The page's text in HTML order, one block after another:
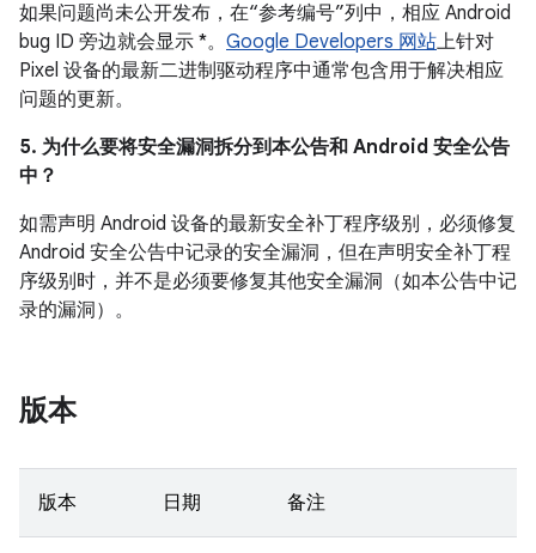
如果问题尚未公开发布，在“参考编号”列中，相应 Android
bug ID 旁边就会显示 *。 Google Developers 网站上针对
Pixel 设备的最新二进制驱动程序中通常包含用于解决相应
问题的更新。
5. 为什么要将安全漏洞拆分到本公告和 Android 安全公告
中？
如需声明 Android 设备的最新安全补丁程序级别，必须修复
Android 安全公告中记录的安全漏洞，但在声明安全补丁程
序级别时，并不是必须要修复其他安全漏洞（如本公告中记
录的漏洞）。
版本
版本 日期 备注